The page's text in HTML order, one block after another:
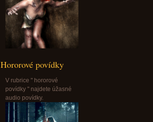
Hororové povídky
V rubrice " hororové
povídky " najdete úžasné
audio povídky.